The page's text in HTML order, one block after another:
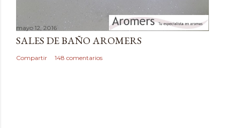
mayo 12, 2016
SALES DE BAÑO AROMERS
Compartir 148 comentarios